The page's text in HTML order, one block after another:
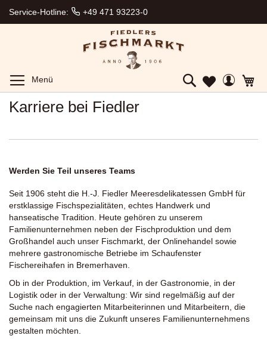
Service-Hotline: +49 471 93223-0
Lieferung
zum
Gratisversand
vom
Menü
Toggle
Search
Mein
Wunschzettel
Mein
Konto
Karriere bei Fiedler
Werden Sie Teil unseres Teams
Seit 1906 steht die H.-J. Fiedler Meeresdelikatessen GmbH für
erstklassige Fischspezialitäten, echtes Handwerk und
hanseatische Tradition. Heute gehören zu unserem
Familienunternehmen neben der Fischproduktion und dem
Großhandel auch unser Fischmarkt, der Onlinehandel sowie
mehrere gastronomische Betriebe im Schaufenster
Fischereihafen in Bremerhaven.
Ob in der Produktion, im Verkauf, in der Gastronomie, in der
Logistik oder in der Verwaltung: Wir sind regelmäßig auf der
Suche nach engagierten Mitarbeiterinnen und Mitarbeitern, die
gemeinsam mit uns die Zukunft unseres Familienunternehmens
gestalten möchten.